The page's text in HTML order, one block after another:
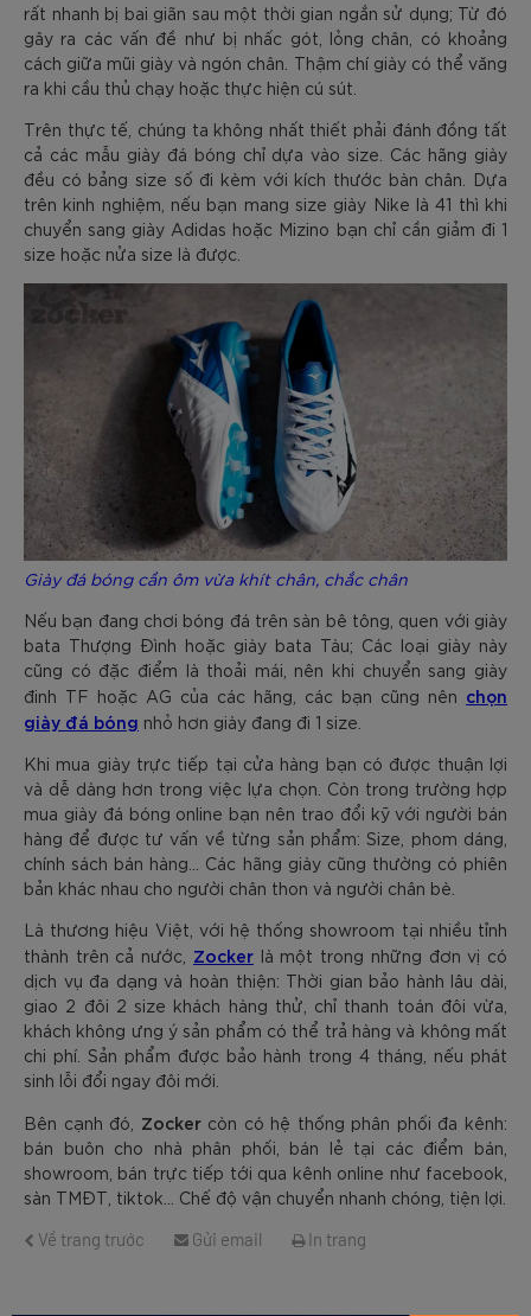
rất nhanh bị bai giãn sau một thời gian ngắn sử dụng; Từ đó
gây ra các vấn đề như bị nhấc gót, lỏng chân, có khoảng
cách giữa mũi giày và ngón chân. Thậm chí giày có thể văng
ra khi cầu thủ chạy hoặc thực hiện cú sút.
Trên thực tế, chúng ta không nhất thiết phải đánh đồng tất
cả các mẫu giày đá bóng chỉ dựa vào size. Các hãng giày
đều có bảng size số đi kèm với kích thước bàn chân. Dựa
trên kinh nghiệm, nếu bạn mang size giày Nike là 41 thì khi
chuyển sang giày Adidas hoặc Mizino bạn chỉ cần giảm đi 1
size hoặc nửa size là được.
Giày đá bóng cần ôm vừa khít chân, chắc chân
Nếu bạn đang chơi bóng đá trên sàn bê tông, quen với giày
bata Thượng Đình hoặc giày bata Tàu; Các loại giày này
cũng có đặc điểm là thoải mái, nên khi chuyển sang giày
đinh TF hoặc AG của các hãng, các bạn cũng nên chọn
giày đá bóng nhỏ hơn giày đang đi 1 size.
Khi mua giày trực tiếp tại cửa hàng bạn có được thuận lợi
và dễ dàng hơn trong việc lựa chọn. Còn trong trường hợp
mua giày đá bóng online bạn nên trao đổi kỹ với người bán
hàng để được tư vấn về từng sản phẩm: Size, phom dáng,
chính sách bán hàng... Các hãng giày cũng thường có phiên
bản khác nhau cho người chân thon và người chân bè.
Là thương hiệu Việt, với hệ thống showroom tại nhiều tỉnh
thành trên cả nước, Zocker là một trong những đơn vị có
dịch vụ đa dạng và hoàn thiện: Thời gian bảo hành lâu dài,
giao 2 đôi 2 size khách hàng thử, chỉ thanh toán đôi vừa,
khách không ưng ý sản phẩm có thể trả hàng và không mất
chi phí. Sản phẩm được bảo hành trong 4 tháng, nếu phát
sinh lỗi đổi ngay đôi mới.
Bên cạnh đó, Zocker còn có hệ thống phân phối đa kênh:
bán buôn cho nhà phân phối, bán lẻ tại các điểm bán,
showroom, bán trực tiếp tới qua kênh online như facebook,
sàn TMĐT, tiktok... Chế độ vận chuyển nhanh chóng, tiện lợi.
Về trang trước
Gửi email In trang